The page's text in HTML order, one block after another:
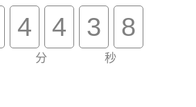
送貨 在線客服支援
4 4
分
3 8
秒